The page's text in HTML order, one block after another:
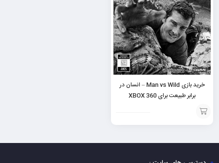
خرید بازی Man vs Wild – انسان در
برابر طبیعت برای XBOX 360
افزودن
به